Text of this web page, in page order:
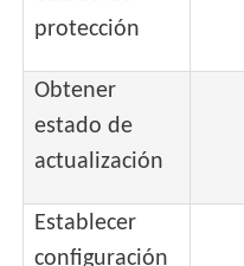
protección
Obtener
estado de
actualización
Establecer
configuración